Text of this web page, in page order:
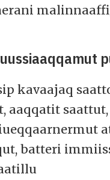
kavaajaq
aaqqatit
batteri